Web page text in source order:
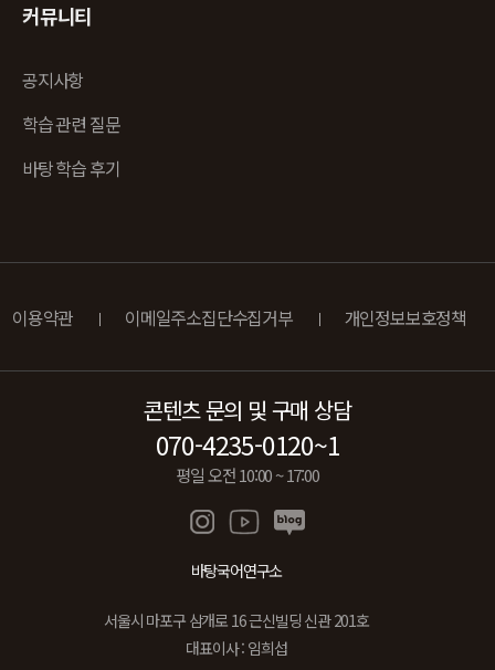
커뮤니티
공지사항
학습 관련 질문
바탕 학습 후기
이용약관 이메일주소집단수집거부 개인정보보호정책
콘텐츠 문의 및 구매 상담
070-4235-0120~1
평일 오전 10:00 ~ 17:00
바탕국어연구소
서울시 마포구 삼개로 16 근신빌딩 신관 201호
대표이사 : 임희섭